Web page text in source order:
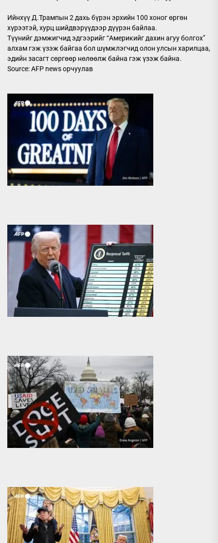
Ийнхүү Д.Трампын 2 дахь бүрэн эрхийн 100 хоног өргөн
хүрээтэй, хурц шийдвэрүүдээр дүүрэн байлаа.
Түүнийг дэмжигчид эдгээрийг “Америкийг дахин агуу болгох”
алхам гэж үзэж байгаа бол шүмжлэгчид олон улсын харилцаа,
эдийн засагт сөргөөр нөлөөлж байна гэж үзэж байна.
Source: AFP news орчуулав